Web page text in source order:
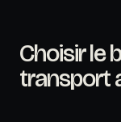
Choisir le
transport